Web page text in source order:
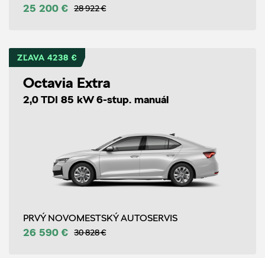
25 200 € 28 922 €
ZĽAVA 4238 €
Octavia Extra
2,0 TDI 85 kW 6-stup. manuál
PRVÝ NOVOMESTSKÝ AUTOSERVIS
26 590 € 30 828 €